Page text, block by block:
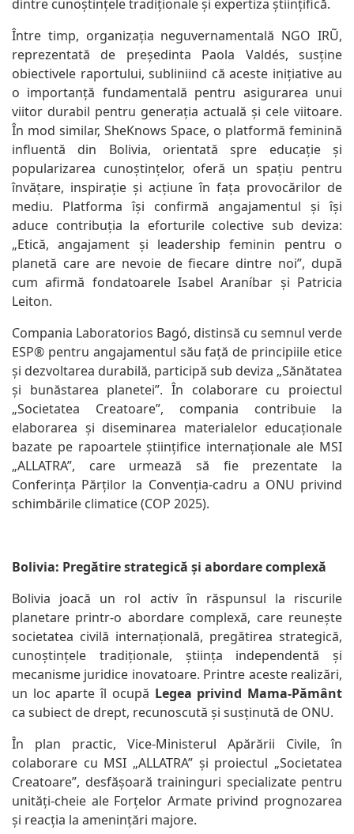
dintre cunoștințele tradiționale și expertiza științifică.
Între timp, organizația neguvernamentală NGO IRŨ,
reprezentată de președinta Paola Valdés, susține
obiectivele raportului, subliniind că aceste inițiative au
o importanță fundamentală pentru asigurarea unui
viitor durabil pentru generația actuală și cele viitoare.
În mod similar, SheKnows Space, o platformă feminină
influentă din Bolivia, orientată spre educație și
popularizarea cunoștințelor, oferă un spațiu pentru
învățare, inspirație și acțiune în fața provocărilor de
mediu. Platforma își confirmă angajamentul și își
aduce contribuția la eforturile colective sub deviza:
„Etică, angajament și leadership feminin pentru o
planetă care are nevoie de fiecare dintre noi”, după
cum afirmă fondatoarele Isabel Araníbar și Patricia
Leiton.
Compania Laboratorios Bagó, distinsă cu semnul verde
ESP® pentru angajamentul său față de principiile etice
și dezvoltarea durabilă, participă sub deviza „Sănătatea
și bunăstarea planetei”. În colaborare cu proiectul
„Societatea Creatoare”, compania contribuie la
elaborarea și diseminarea materialelor educaționale
bazate pe rapoartele științifice internaționale ale MSI
„ALLATRA”, care urmează să fie prezentate la
Conferința Părților la Convenția-cadru a ONU privind
schimbările climatice (COP 2025).
Bolivia: Pregătire strategică și abordare complexă
Bolivia joacă un rol activ în răspunsul la riscurile
planetare printr-o abordare complexă, care reunește
societatea civilă internațională, pregătirea strategică,
cunoștințele tradiționale, știința independentă și
mecanisme juridice inovatoare. Printre aceste realizări,
un loc aparte îl ocupă Legea privind Mama-Pământ
ca subiect de drept, recunoscută și susținută de ONU.
În plan practic, Vice-Ministerul Apărării Civile, în
colaborare cu MSI „ALLATRA” și proiectul „Societatea
Creatoare”, desfășoară traininguri specializate pentru
unități-cheie ale Forțelor Armate privind prognozarea
și reacția la amenințări majore.